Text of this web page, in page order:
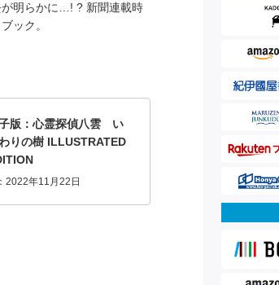
が明らかに…! ? 新聞連載時
ック。
版：心霊探偵八雲 い
りの樹 ILLUSTRATED
2022年11月22日